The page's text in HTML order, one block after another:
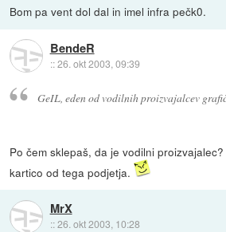
Bom pa vent dol dal in imel infra pečk0.
BendeR
::26. okt 2003, 09:39
GeIL, eden od vodilnih proizvajalcev
Po čem sklepaš, da je vodilni
kartico od tega podjetja.
MrX
::26. okt 2003, 10:28